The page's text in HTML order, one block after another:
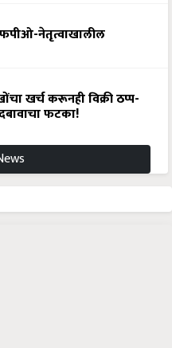
नेतृत्वाखालील
खर्च करूनही विक्री ठप्प-
दबावाचा फटका!